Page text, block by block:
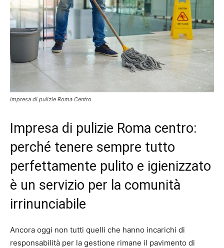
Impresa di pulizie Roma Centro
Impresa di pulizie Roma centro:
perché tenere sempre tutto
perfettamente pulito e igienizzato
è un servizio per la comunità
irrinunciabile
Ancora oggi non tutti quelli che hanno incarichi di
responsabilità per la gestione rimane il pavimento di